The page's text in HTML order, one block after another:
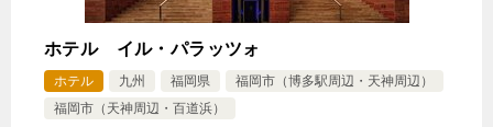
ホテル イル・パラッツォ
ホテル 九州 福岡県
福岡市（博多駅周辺・天神周辺）
福岡市（天神周辺・百道浜）